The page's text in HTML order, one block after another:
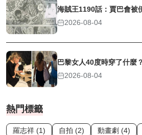
海賊王1190話：賈巴會被
2026-08-04
巴黎女人40度時穿了什麼？
2026-08-04
熱門標籤
羅志祥 (1) 自拍 (2) 動畫劇 (4)